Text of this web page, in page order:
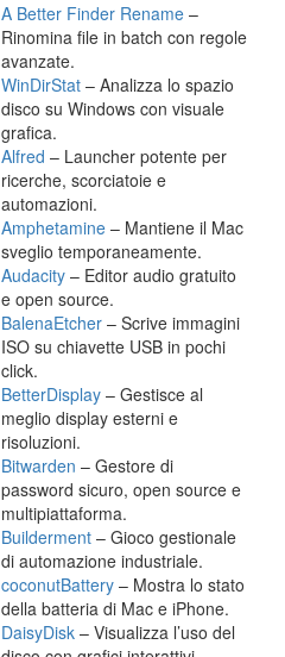
A Better Finder Rename –
Rinomina file in batch con regole
avanzate.
WinDirStat – Analizza lo spazio
disco su Windows con visuale
grafica.
Alfred – Launcher potente per
ricerche, scorciatoie e
automazioni.
Amphetamine – Mantiene il Mac
sveglio temporaneamente.
Audacity – Editor audio gratuito
e open source.
BalenaEtcher – Scrive immagini
ISO su chiavette USB in pochi
click.
BetterDisplay – Gestisce al
meglio display esterni e
risoluzioni.
Bitwarden – Gestore di
password sicuro, open source e
multipiattaforma.
Builderment – Gioco gestionale
di automazione industriale.
coconutBattery – Mostra lo stato
della batteria di Mac e iPhone.
DaisyDisk – Visualizza l’uso del